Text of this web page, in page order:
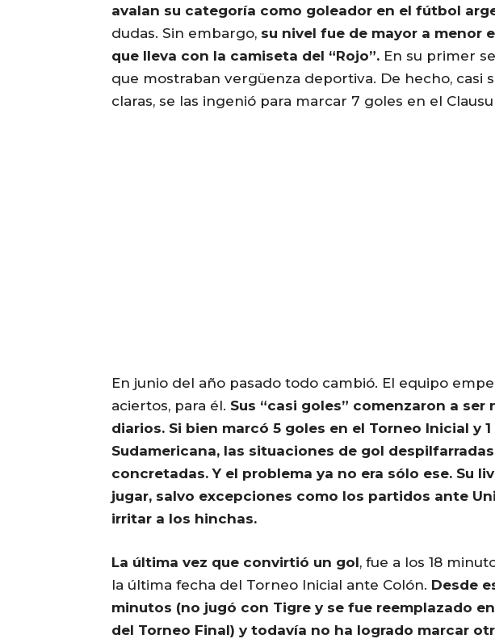
avalan su categoría como goleador en el fútbol
dudas. Sin embargo, su nivel fue de mayor a menor
que lleva con la camiseta del “Rojo”. En su primer
que mostraban vergüenza deportiva. De hecho, casi
claras, se las ingenió para marcar 7 goles en el
En junio del año pasado todo cambió. El equipo
aciertos, para él. Sus “casi goles” comenzaron a
diarios. Si bien marcó 5 goles en el Torneo Inicial y 1
Sudamericana, las situaciones de gol
concretadas. Y el problema ya no era sólo ese. Su
jugar, salvo excepciones como los partidos ante
irritar a los hinchas.
La última vez que convirtió un gol, fue a los 18
la última fecha del Torneo Inicial ante Colón. Desde
minutos (no jugó con Tigre y se fue reemplazado
del Torneo Final) y todavía no ha logrado marcar